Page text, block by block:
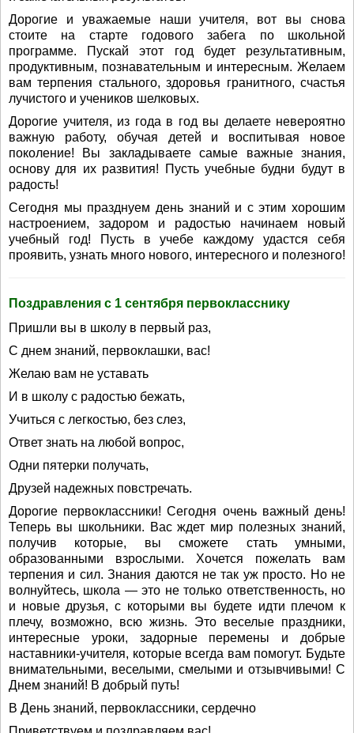
Дорогие и уважаемые наши учителя, вот вы снова
стоите на старте годового забега по школьной
программе. Пускай этот год будет результативным,
продуктивным, познавательным и интересным. Желаем
вам терпения стального, здоровья гранитного, счастья
лучистого и учеников шелковых.
Дорогие учителя, из года в год вы делаете невероятно
важную работу, обучая детей и воспитывая новое
поколение! Вы закладываете самые важные знания,
основу для их развития! Пусть учебные будни будут в
радость!
Сегодня мы празднуем день знаний и с этим хорошим
настроением, задором и радостью начинаем новый
учебный год! Пусть в учебе каждому удастся себя
проявить, узнать много нового, интересного и полезного!
Поздравления с 1 сентября первокласснику
Пришли вы в школу в первый раз,
С днем знаний, первоклашки, вас!
Желаю вам не уставать
И в школу с радостью бежать,
Учиться с легкостью, без слез,
Ответ знать на любой вопрос,
Одни пятерки получать,
Друзей надежных повстречать.
Дорогие первоклассники! Сегодня очень важный день!
Теперь вы школьники. Вас ждет мир полезных знаний,
получив которые, вы сможете стать умными,
образованными взрослыми. Хочется пожелать вам
терпения и сил. Знания даются не так уж просто. Но не
волнуйтесь, школа — это не только ответственность, но
и новые друзья, с которыми вы будете идти плечом к
плечу, возможно, всю жизнь. Это веселые праздники,
интересные уроки, задорные перемены и добрые
наставники-учителя, которые всегда вам помогут. Будьте
внимательными, веселыми, смелыми и отзывчивыми! С
Днем знаний! В добрый путь!
В День знаний, первоклассники, сердечно